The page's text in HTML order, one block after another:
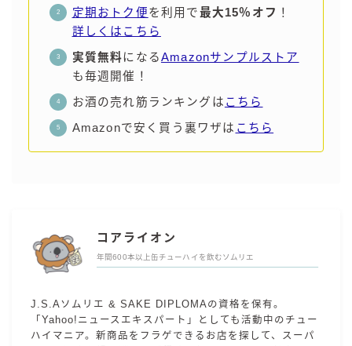
定期おトク便を利用で最大15％オフ ！
詳しくはこちら
実質無料になるAmazonサンプルストア
も毎週開催！
お酒の売れ筋ランキングは こちら
Amazonで安く買う裏ワザは こちら
コアライオン
年間600本以上缶チューハイを飲むソムリエ
J.S.Aソムリエ & SAKE DIPLOMAの資格を保有。
「Yahoo!ニュースエキスパート」としても活動中のチュー
ハイマニア。新商品をフラゲできるお店を探して、スーパ